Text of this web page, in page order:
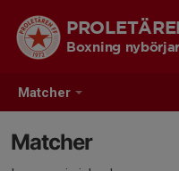
Matcher
Boxning
Matcher